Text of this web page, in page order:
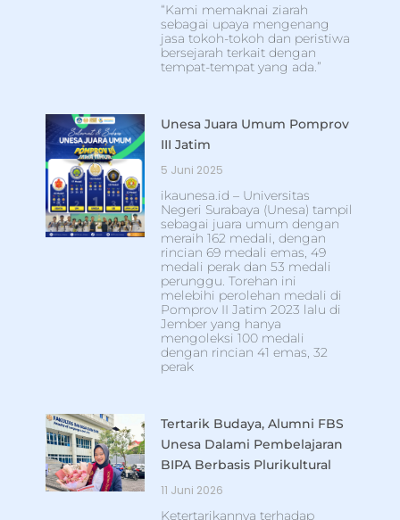
“Kami memaknai ziarah
sebagai upaya mengenang
jasa tokoh-tokoh dan peristiwa
bersejarah terkait dengan
tempat-tempat yang ada.”
Unesa Juara Umum Pomprov
III Jatim
5 Juni 2025
ikaunesa.id – Universitas
Negeri Surabaya (Unesa) tampil
sebagai juara umum dengan
meraih 162 medali, dengan
rincian 69 medali emas, 49
medali perak dan 53 medali
perunggu. Torehan ini
melebihi perolehan medali di
Pomprov II Jatim 2023 lalu di
Jember yang hanya
mengoleksi 100 medali
dengan rincian 41 emas, 32
perak
Tertarik Budaya, Alumni FBS
Unesa Dalami Pembelajaran
BIPA Berbasis Plurikultural
11 Juni 2026
Ketertarikannya terhadap